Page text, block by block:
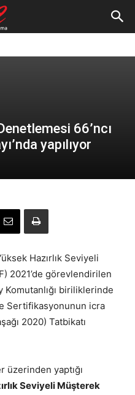
66’ncı
yapılıyor
Hazırlık Seviyeli
2021’de görevlendirilen
Komutanlığı biriliklerinde
Sertifikasyonunun icra
2020) Tatbikatı
üzerinden yaptığı
Seviyeli Müşterek